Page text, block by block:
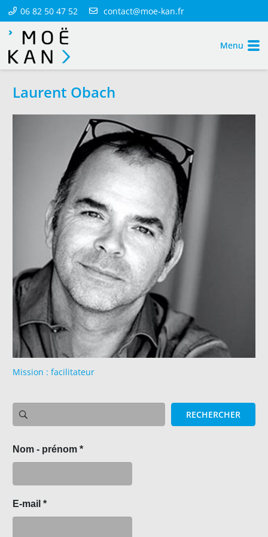
06 82 50 47 52 contact@moe-kan.fr
Menu
Laurent Obach
Mission : facilitateur
RECHERCHER
Nom - prénom *
E-mail *